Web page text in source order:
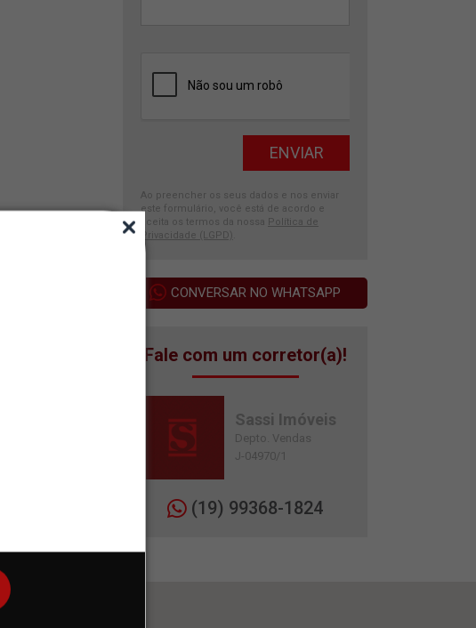
Ao preencher os seus dados e nos enviar
este formulário, você está de acordo e
aceita os termos da nossa
Política de
Privacidade (LGPD)
CONVERSAR NO WHATSAPP
Fale com um corretor(a)!
Sassi Imóveis
Depto. Vendas
J-04970/1
(19) 99368-1824